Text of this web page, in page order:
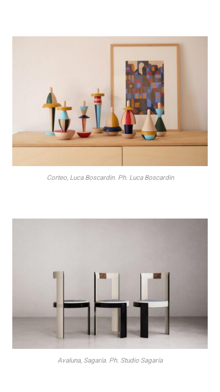
Corteo, Luca Boscardin. Ph. Luca Boscardin
Avaluna, Sagaría. Ph. Studio Sagaría